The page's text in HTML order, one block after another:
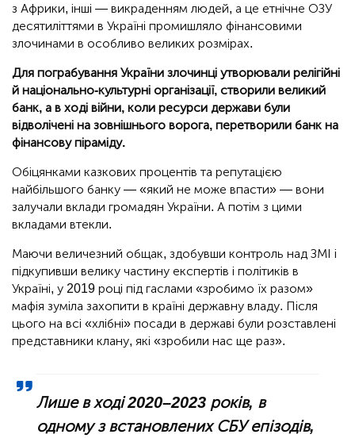
з Африки, інші — викраденням людей, а це етнічне ОЗУ
десятиліттями в Україні промишляло фінансовими
злочинами в особливо великих розмірах.
Для пограбування України злочинці утворювали релігійні
й національно-культурні організації, створили великий
банк, а в ході війни, коли ресурси держави були
відволічені на зовнішнього ворога, перетворили банк на
фінансову піраміду.
Обіцянками казкових процентів та репутацією
найбільшого банку — «який не може впасти» — вони
залучали вклади громадян України. А потім з цими
вкладами втекли.
Маючи величезний общак, здобувши контроль над ЗМІ і
підкупивши велику частину експертів і політиків в
Україні, у 2019 році під гаслами «зробимо їх разом»
мафія зуміла захопити в країні державну владу. Після
цього на всі «хлібні» посади в державі були розставлені
представники клану, які «зробили нас ще раз».
Лише в ході 2020–2023 років, в
одному з встановлених СБУ епізодів,